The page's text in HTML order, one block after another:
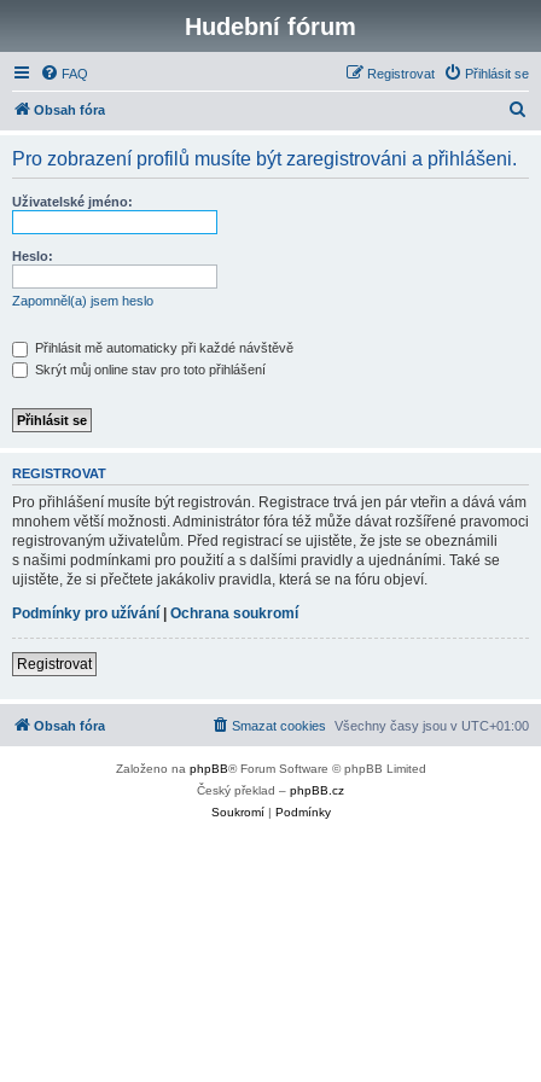
Hudební fórum
FAQ Přihlásit se
Registrovat
Obsah fóra
Pro zobrazení profilů musíte být zaregistrováni a přihlášeni.
Uživatelské jméno:
Heslo:
Zapomněl(a) jsem heslo
Přihlásit mě automaticky při každé návštěvě
Skrýt můj online stav pro toto přihlášení
REGISTROVAT
Pro přihlášení musíte být registrován. Registrace trvá jen pár vteřin a dává vám
mnohem větší možnosti. Administrátor fóra též může dávat rozšířené pravomoci
registrovaným uživatelům. Před registrací se ujistěte, že jste se obeznámili
s našimi podmínkami pro použití a s dalšími pravidly a ujednáními. Také se
ujistěte, že si přečtete jakákoliv pravidla, která se na fóru objeví.
Podmínky pro užívání | Ochrana soukromí
Registrovat
Obsah fóra Všechny časy jsou v UTC+01:00
Smazat cookies
Založeno na phpBB® Forum Software © phpBB Limited
Český překlad – phpBB.cz
Soukromí| Podmínky